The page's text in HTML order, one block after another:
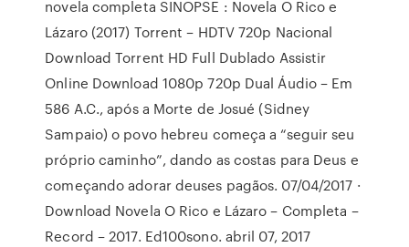
novela completa SINOPSE : Novela O Rico e
Lázaro (2017) Torrent – HDTV 720p Nacional
Download Torrent HD Full Dublado Assistir
Online Download 1080p 720p Dual Áudio – Em
586 A.C., após a Morte de Josué (Sidney
Sampaio) o povo hebreu começa a “seguir seu
próprio caminho”, dando as costas para Deus e
começando adorar deuses pagãos. 07/04/2017 ·
Download Novela O Rico e Lázaro – Completa –
Record – 2017. Ed100sono. abril 07, 2017